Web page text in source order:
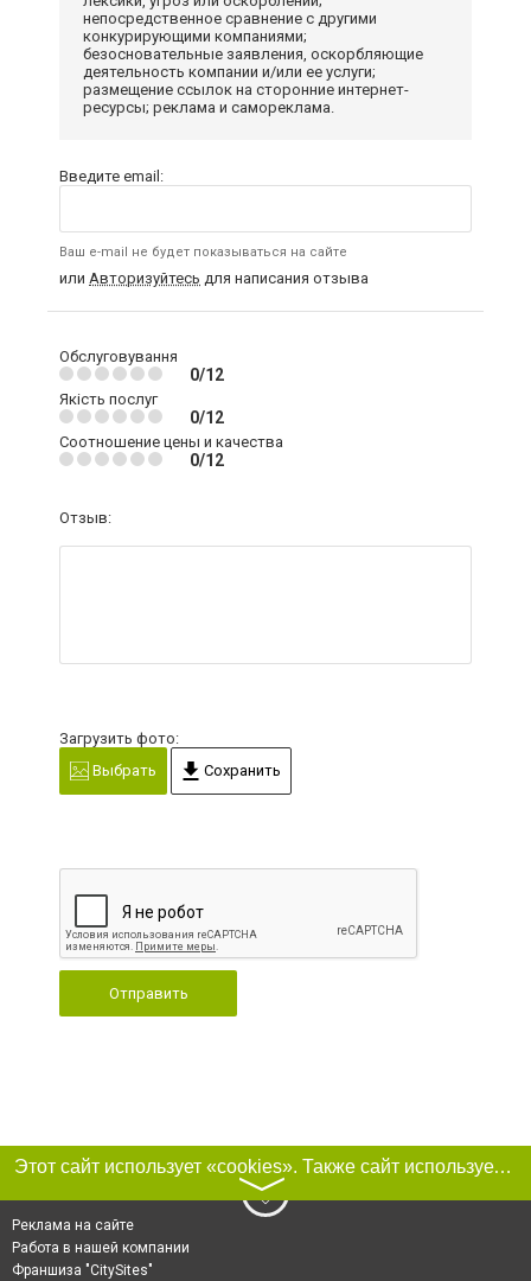
непосредственное сравнение с другими
конкурирующими компаниями;
безосновательные заявления, оскорбляющие
деятельность компании и/или ее услуги;
размещение ссылок на сторонние интернет-
ресурсы; реклама и самореклама.
Введите email:
Ваш e-mail не будет показываться на сайте
или Авторизуйтесь для написания отзыва
Обслуговування
0/12
Якість послуг
0/12
Соотношение цены и качества
0/12
Отзыв:
Загрузить фото:
Выбрать
Сохранить
Отправить
Этот сайт использует «cookies». Также сайт использует интернет-сервис для сбора технических данных касательно посетителей с целью получения маркетинговой и статистической информации. Условия обработки данных посетителей сайта см.
〉
Реклама на сайте
Работа в нашей компании
Франшиза "CitySites"